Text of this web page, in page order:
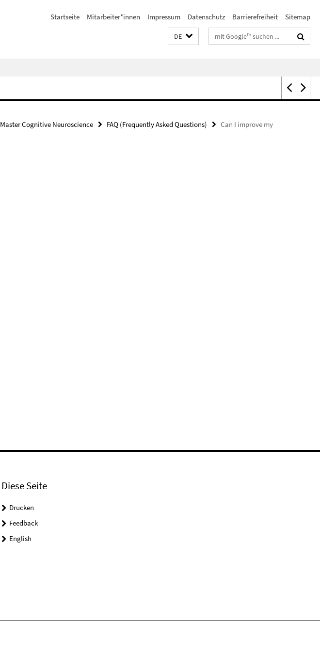
Startseite Mitarbeiter*innen Impressum Datenschutz Barrierefreiheit Sitemap
DE Suchbegriffe
Master Cognitive Neuroscience FAQ (Frequently Asked Questions)
Can I improve my
Diese Seite
Drucken
Feedback
English